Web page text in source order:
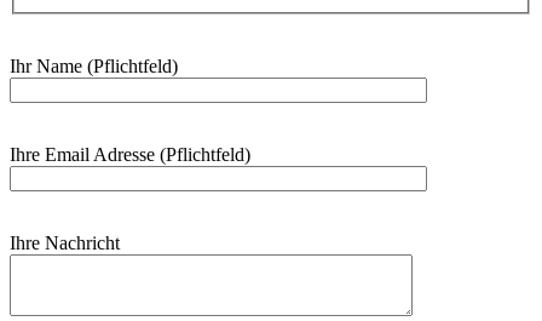
Ihr Name (Pflichtfeld)
Ihre Email Adresse (Pflichtfeld)
Ihre Nachricht